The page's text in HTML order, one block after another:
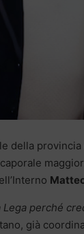
della provincia
perché
già